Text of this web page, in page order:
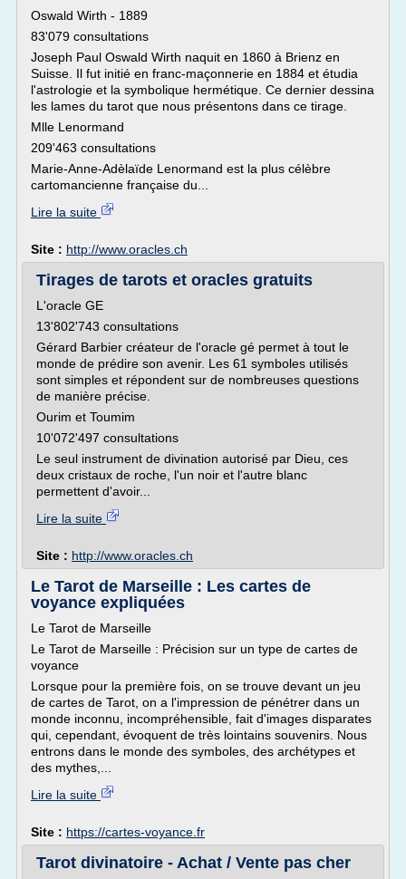
Oswald Wirth - 1889
83'079 consultations
Joseph Paul Oswald Wirth naquit en 1860 à Brienz en
Suisse. Il fut initié en franc-maçonnerie en 1884 et étudia
l'astrologie et la symbolique hermétique. Ce dernier dessina
les lames du tarot que nous présentons dans ce tirage.
Mlle Lenormand
209'463 consultations
Marie-Anne-Adèlaïde Lenormand est la plus célèbre
cartomancienne française du...
Lire la suite
Site : http://www.oracles.ch
Tirages de tarots et oracles gratuits
L'oracle GE
13'802'743 consultations
Gérard Barbier créateur de l'oracle gé permet à tout le
monde de prédire son avenir. Les 61 symboles utilisés
sont simples et répondent sur de nombreuses questions
de manière précise.
Ourim et Toumim
10'072'497 consultations
Le seul instrument de divination autorisé par Dieu, ces
deux cristaux de roche, l'un noir et l'autre blanc
permettent d'avoir...
Lire la suite
Site : http://www.oracles.ch
Le Tarot de Marseille : Les cartes de
voyance expliquées
Le Tarot de Marseille
Le Tarot de Marseille : Précision sur un type de cartes de
voyance
Lorsque pour la première fois, on se trouve devant un jeu
de cartes de Tarot, on a l'impression de pénétrer dans un
monde inconnu, incompréhensible, fait d'images disparates
qui, cependant, évoquent de très lointains souvenirs. Nous
entrons dans le monde des symboles, des archétypes et
des mythes,...
Lire la suite
Site : https://cartes-voyance.fr
Tarot divinatoire - Achat / Vente pas cher